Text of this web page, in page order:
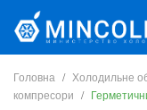
Головна Холодильне
компресори